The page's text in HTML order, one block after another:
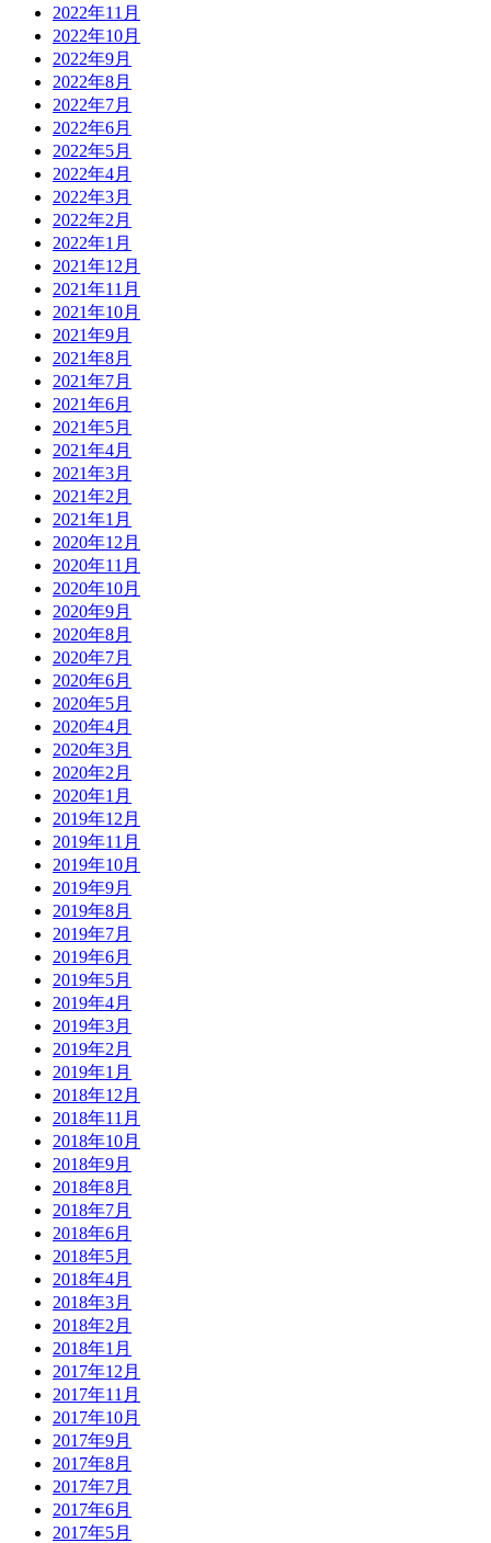
2022年11月
2022年10月
2022年9月
2022年8月
2022年7月
2022年6月
2022年5月
2022年4月
2022年3月
2022年2月
2022年1月
2021年12月
2021年11月
2021年10月
2021年9月
2021年8月
2021年7月
2021年6月
2021年5月
2021年4月
2021年3月
2021年2月
2021年1月
2020年12月
2020年11月
2020年10月
2020年9月
2020年8月
2020年7月
2020年6月
2020年5月
2020年4月
2020年3月
2020年2月
2020年1月
2019年12月
2019年11月
2019年10月
2019年9月
2019年8月
2019年7月
2019年6月
2019年5月
2019年4月
2019年3月
2019年2月
2019年1月
2018年12月
2018年11月
2018年10月
2018年9月
2018年8月
2018年7月
2018年6月
2018年5月
2018年4月
2018年3月
2018年2月
2018年1月
2017年12月
2017年11月
2017年10月
2017年9月
2017年8月
2017年7月
2017年6月
2017年5月